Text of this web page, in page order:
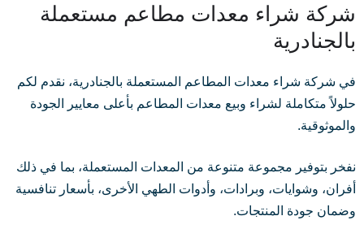
شركة شراء معدات مطاعم مستعملة
بالجنادرية
في شركة شراء معدات المطاعم المستعملة بالجنادرية، نقدم لكم
حلولاً متكاملة لشراء وبيع معدات المطاعم بأعلى معايير الجودة
والموثوقية.
نفخر بتوفير مجموعة متنوعة من المعدات المستعملة، بما في ذلك
أفران، وشوايات، وبرادات، وأدوات الطهي الأخرى، بأسعار تنافسية
وضمان جودة المنتجات.